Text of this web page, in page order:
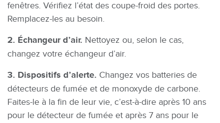
fenêtres. Vérifiez l’état des coupe-froid des portes.
Remplacez-les au besoin.
2. Échangeur d’air. Nettoyez ou, selon le cas,
changez votre échangeur d’air.
3. Dispositifs d’alerte. Changez vos batteries de
détecteurs de fumée et de monoxyde de carbone.
Faites-le à la fin de leur vie, c’est-à-dire après 10 ans
pour le détecteur de fumée et après 7 ans pour le